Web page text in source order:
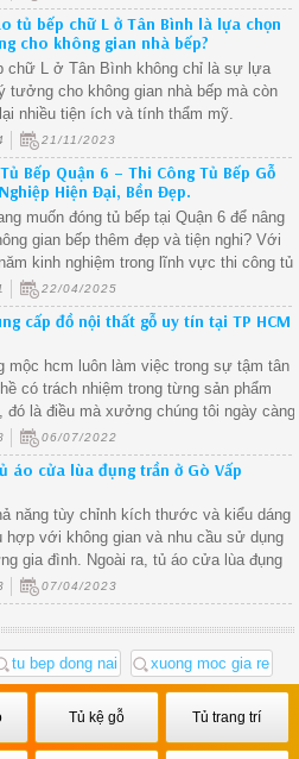
tủ bếp chữ L ở Tân Bình là lựa chọn
cho không gian nhà bếp?
chữ L ở Tân Bình không chỉ là sự lựa
tưởng cho không gian nhà bếp mà còn
nhiều tiện ích và tính thẩm mỹ.
21/11/2023
Bếp Quận 6 – Thi Công Tủ Bếp Gỗ
Hiện Đại, Bền Đẹp.
muốn đóng tủ bếp tại Quận 6 để nâng
gian bếp thêm đẹp và tiện nghi? Với
kinh nghiệm trong lĩnh vực thi công tủ
công nghiệp, chúng tôi tự hào mang đến
hàng dịch vụ uy tín, mẫu mã hiện đại
minh bạch.
22/04/2025
cấp đồ nội thất gỗ uy tín tại TP HCM
mộc hcm luôn làm việc trong sự tậm tân
có trách nhiệm trong từng sản phẩm
đó là điều mà xưởng chúng tôi ngày càng
hơn.06/07/2022
áo cửa lùa đụng trần ở Gò Vấp
năng tùy chỉnh kích thước và kiểu dáng
hợp với không gian và nhu cầu sử dụng
gia đình. Ngoài ra, tủ áo cửa lùa đụng
được làm từ những chất liệu chất lượng
đảm bảo độ bền và độ an toàn cho
dụng.
07/04/2023
tu bep dong nai xuong moc gia re
Tủ kệ gỗ Tủ trang trí